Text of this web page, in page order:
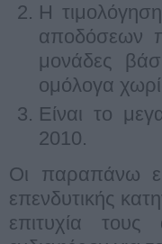
Η
αποδόσεων
μονάδες
ομόλογα
Είναι το
2010.
Οι παραπάνω
επενδυτικής
επιτυχία τους